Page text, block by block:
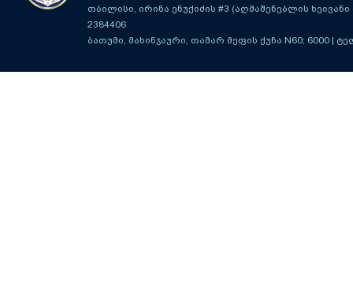
თბილისი, ირინა ენუქიძის #3 (აღმაშენებლის ხეივანი
2384406
ბათუმი, მახინჯაური, თამარ მეფის ქუჩა N60; 6000 |